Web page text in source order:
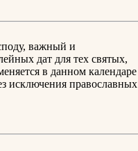
важный и
дат для тех святых,
в данном календаре
исключения православных